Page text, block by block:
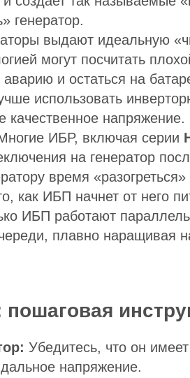
генератор.
выдают идеальную
могут посчитать
и остаться на
использовать
напряжение.
ИБP, включая серии
на генератор
время
как ИБП начнет от него
ИБП работают
плавно наращивая
пошаговая
Убедитесь, что он
напряжение.